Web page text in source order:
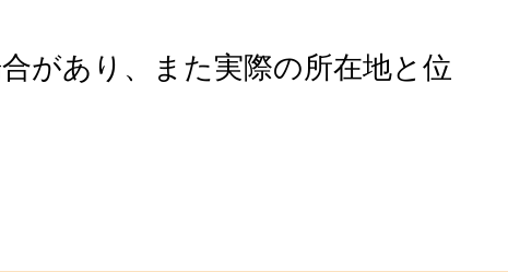
があり、また実際の所在地と位